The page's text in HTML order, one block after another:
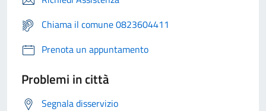
Chiama il comune 0823604411
Prenota un appuntamento
Problemi in città
Segnala disservizio